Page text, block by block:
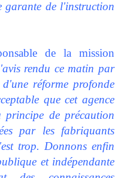
garante de l'instruction
de la mission
rendu ce matin par
réforme profonde
que cet agence
principe de précaution
par les fabriquants
trop. Donnons enfin
et indépendante